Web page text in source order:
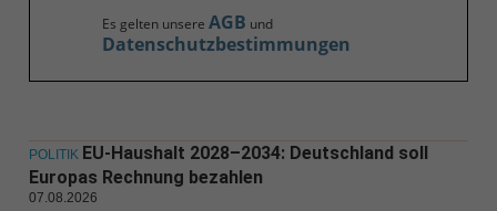
Es gelten unsere AGB und
Datenschutzbestimmungen
POLITIK EU-Haushalt 2028–2034: Deutschland soll
Europas Rechnung bezahlen
07.08.2026